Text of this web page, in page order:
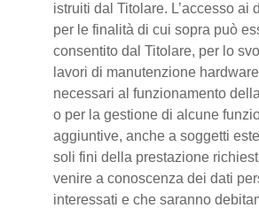
istruiti dal Titolare. L’accesso ai
per le finalità di cui sopra può
consentito dal Titolare, per lo
lavori di manutenzione
necessari al funzionamento
o per la gestione di alcune
aggiuntive, anche a soggetti
soli fini della prestazione
venire a conoscenza dei dati
interessati e che saranno